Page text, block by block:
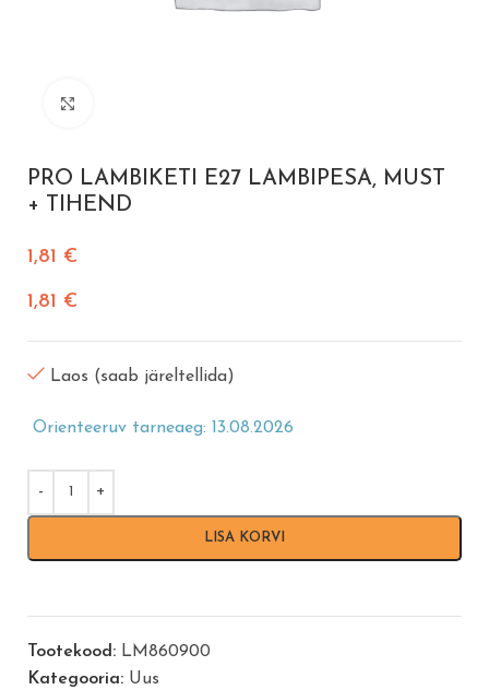
PRO LAMBIKETI E27 LAMBIPESA, MUST
+ TIHEND
1,81 €
1,81 €
Laos (saab järeltellida)
Orienteeruv tarneaeg: 13.08.2026
LISA KORVI
Tootekood: LM860900
Kategooria: Uus